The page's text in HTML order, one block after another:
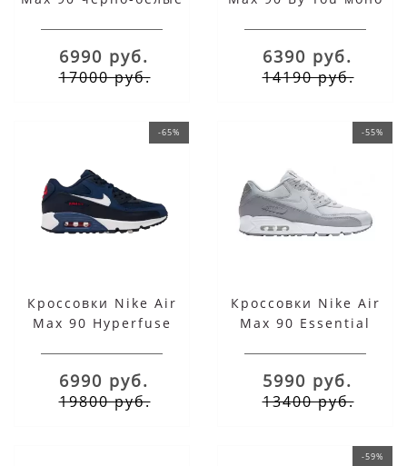
6990 руб.
17000 руб.
6390 руб.
14190 руб.
-65%
Кроссовки Nike Air
Max 90 Hyperfuse
6990 руб.
19800 руб.
-55%
Кроссовки Nike Air
Max 90 Essential
5990 руб.
13400 руб.
-59%